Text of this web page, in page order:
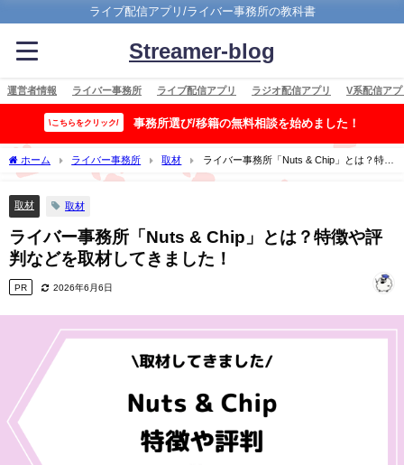
ライブ配信アプリ/ライバー事務所の教科書
Streamer-blog
運営者情報 ライバー事務所 ライブ配信アプリ ラジオ配信アプリ V系配信アプ
\こちらをクリック/ 事務所選び/移籍の無料相談を始めました！
ホーム ライバー事務所 取材
ライバー事務所「Nuts & Chip」とは？特徴
や評判などを取材してきました！
取材 取材
ライバー事務所「Nuts & Chip」とは？特徴や評
判などを取材してきました！
PR 2026年6月6日